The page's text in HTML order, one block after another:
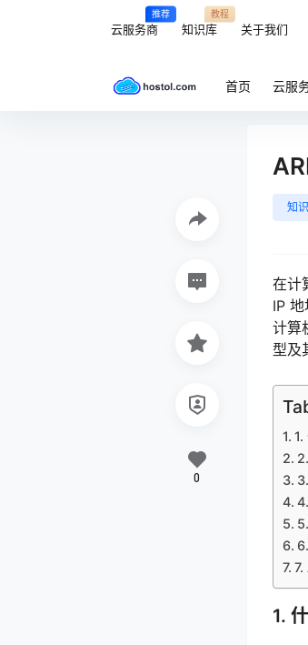
云服务商
推荐
知识库
教程
关于我们
首页 云服
知
在计
IP
计算
型及
1.
7.
1.
0